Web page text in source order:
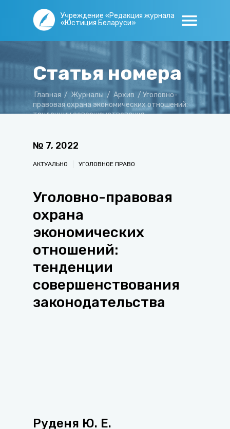
Учреждение «Редакция журнала
«Юстиция Беларуси»
Статья номера
Главная / Журналы / Архив / Уголовно-
правовая охрана экономических отношений:
тенденции совершенствования
№ 7, 2022
АКТУАЛЬНО УГОЛОВНОЕ ПРАВО
Уголовно-правовая
охрана
экономических
отношений:
тенденции
совершенствования
законодательства
Руденя Ю. Е.